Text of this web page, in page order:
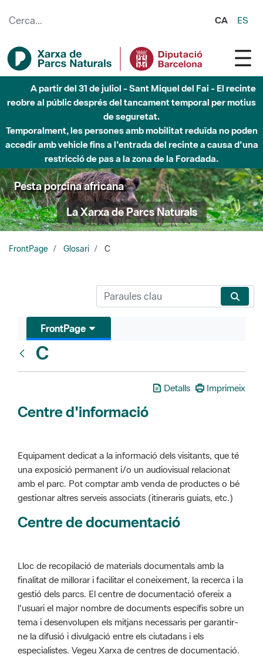
CA ES
A partir del 31 de juliol - Sant Miquel del Fai - El recinte
reobre al públic després del tancament temporal per motius
de seguretat.
Temporalment, les persones amb mobilitat reduïda no poden
accedir amb vehicle fins a l'entrada del recinte a causa d'una
restricció de pas a la zona de la Foradada.
Pesta porcina africana
La Xarxa de Parcs Naturals
FrontPage Glosari C
FrontPage
C
Detalls Imprimeix
Centre d'informació
Equipament dedicat a la informació dels visitants, que té
una exposició permanent i/o un audiovisual relacionat
amb el parc. Pot comptar amb venda de productes o bé
gestionar altres serveis associats (itineraris guiats, etc.)
Centre de documentació
Lloc de recopilació de materials documentals amb la
finalitat de millorar i facilitar el coneixement, la recerca i la
gestió dels parcs. El centre de documentació ofereix a
l'usuari el major nombre de documents específis sobre un
tema i desenvolupen els mitjans necessaris per garantir-
ne la difusió i divulgació entre els ciutadans i els
especialistes. Vegeu Xarxa de centres de documentació.